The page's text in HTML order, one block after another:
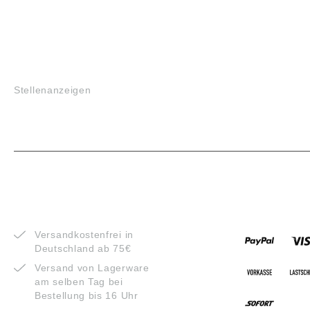
Stellenanzeigen
Versandkostenfrei in
Deutschland ab 75€
Versand von Lagerware
am selben Tag bei
Bestellung bis 16 Uhr